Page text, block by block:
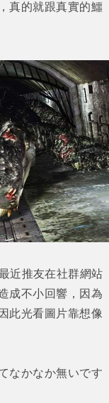
真的就跟真實的鱷
近推友在社群網站
成不小回響，因為
此光看圖片靠想像
なかなか無いです